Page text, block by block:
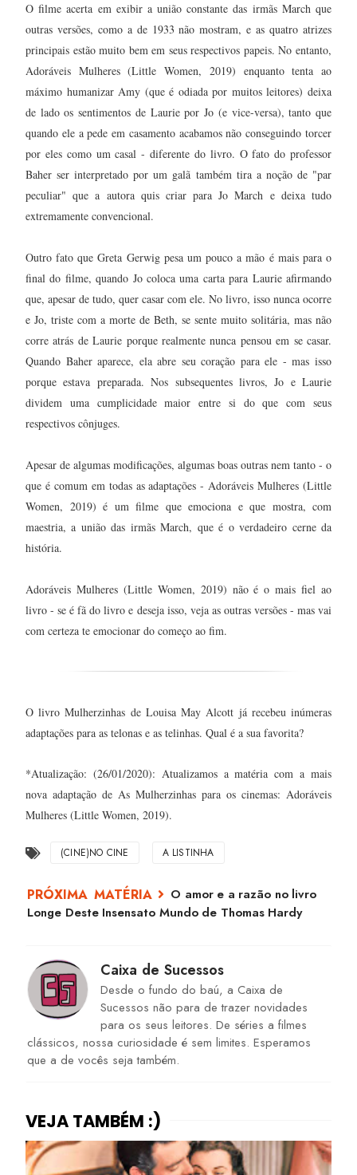
O filme acerta em exibir a união constante das irmãs March que
outras versões, como a de 1933 não mostram, e as quatro atrizes
principais estão muito bem em seus respectivos papeis. No entanto,
Adoráveis Mulheres (Little Women, 2019) enquanto tenta ao
máximo humanizar Amy (que é odiada por muitos leitores) deixa
de lado os sentimentos de Laurie por Jo (e vice-versa), tanto que
quando ele a pede em casamento acabamos não conseguindo torcer
por eles como um casal - diferente do livro. O fato do professor
Baher ser interpretado por um galã também tira a noção de "par
peculiar" que a autora quis criar para Jo March e deixa tudo
extremamente convencional.
Outro fato que Greta Gerwig pesa um pouco a mão é mais para o
final do filme, quando Jo coloca uma carta para Laurie afirmando
que, apesar de tudo, quer casar com ele. No livro, isso nunca ocorre
e Jo, triste com a morte de Beth, se sente muito solitária, mas não
corre atrás de Laurie porque realmente nunca pensou em se casar.
Quando Baher aparece, ela abre seu coração para ele - mas isso
porque estava preparada. Nos subsequentes livros, Jo e Laurie
dividem uma cumplicidade maior entre si do que com seus
respectivos cônjuges.
Apesar de algumas modificações, algumas boas outras nem tanto - o
que é comum em todas as adaptações - Adoráveis Mulheres (Little
Women, 2019) é um filme que emociona e que mostra, com
maestria, a união das irmãs March, que é o verdadeiro cerne da
história.
Adoráveis Mulheres (Little Women, 2019) não é o mais fiel ao
livro - se é fã do livro e deseja isso, veja as outras versões - mas vai
com certeza te emocionar do começo ao fim.
O livro Mulherzinhas de Louisa May Alcott já recebeu inúmeras
adaptações para as telonas e as telinhas. Qual é a sua favorita?
*Atualização: (26/01/2020): Atualizamos a matéria com a mais
nova adaptação de As Mulherzinhas para os cinemas: Adoráveis
Mulheres (Little Women, 2019).
(CINE)NO CINE A LISTINHA
O amor e a razão no livro
Longe Deste Insensato Mundo de Thomas Hardy
Caixa de Sucessos
Desde o fundo do baú, a Caixa de
Sucessos não para de trazer novidades
para os seus leitores. De séries a filmes
clássicos, nossa curiosidade é sem limites. Esperamos
que a de vocês seja também.